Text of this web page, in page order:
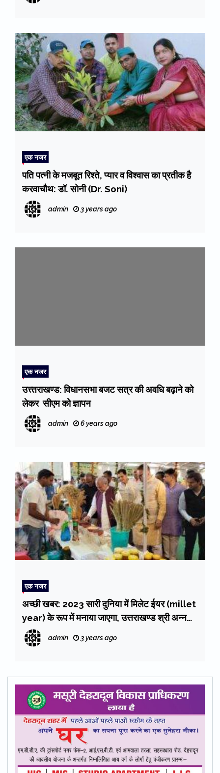
एक नजर
पति पत्नी के मजबूत रिश्ते, प्यार व विश्वास का प्रतीक है
करवाचौथ: डॉ. सोनी (Dr. Soni)
admin 3 years ago
एक नजर
उत्त्तराखण्ड: विधानसभा बजट सत्र की अवधि बढ़ाने को
लेकर सीएम को ज्ञापन
admin 6 years ago
एक नजर
अच्छी खबर: 2023 सारी दुनिया में मिलेट ईयर (millet
year) के रूप में मनाया जाएगा, उत्तराखण्ड श्री अन्न
(मिलेट) महोत्सव के समापन
admin 3 years ago